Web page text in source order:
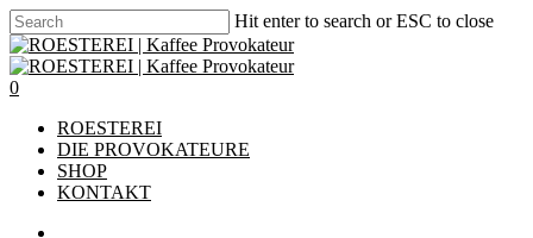
Skip
to
main
content
Hit enter to search or ESC to close
Close
Search
account
0
ROESTEREI
DIE PROVOKATEURE
SHOP
KONTAKT